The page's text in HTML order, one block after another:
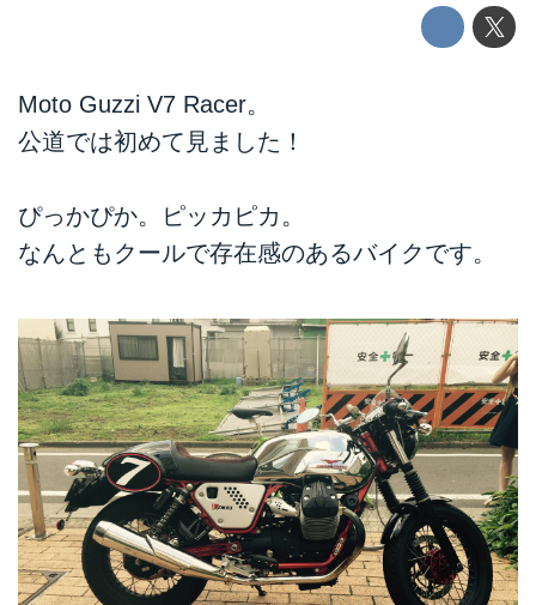
Moto Guzzi V7 Racer。
公道では初めて見ました！
ぴっかぴか。ピッカピカ。
なんともクールで存在感のあるバイクです。